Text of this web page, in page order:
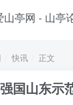
快讯 正文
国山东示